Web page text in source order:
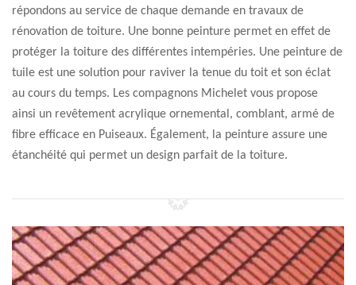
répondons au service de chaque demande en travaux de
rénovation de toiture. Une bonne peinture permet en effet de
protéger la toiture des différentes intempéries. Une peinture de
tuile est une solution pour raviver la tenue du toit et son éclat
au cours du temps. Les compagnons Michelet vous propose
ainsi un revêtement acrylique ornemental, comblant, armé de
fibre efficace en Puiseaux. Également, la peinture assure une
étanchéité qui permet un design parfait de la toiture.